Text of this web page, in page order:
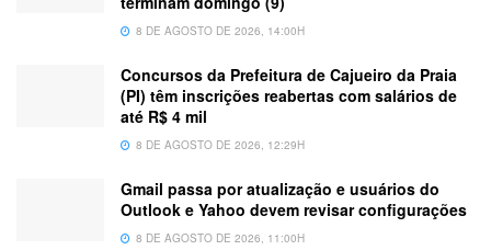
8 DE AGOSTO DE 2026, 14:00H
Concursos da Prefeitura de Cajueiro da Praia
(PI) têm inscrições reabertas com salários de
até R$ 4 mil
8 DE AGOSTO DE 2026, 12:29H
Gmail passa por atualização e usuários do
Outlook e Yahoo devem revisar configurações
8 DE AGOSTO DE 2026, 11:00H